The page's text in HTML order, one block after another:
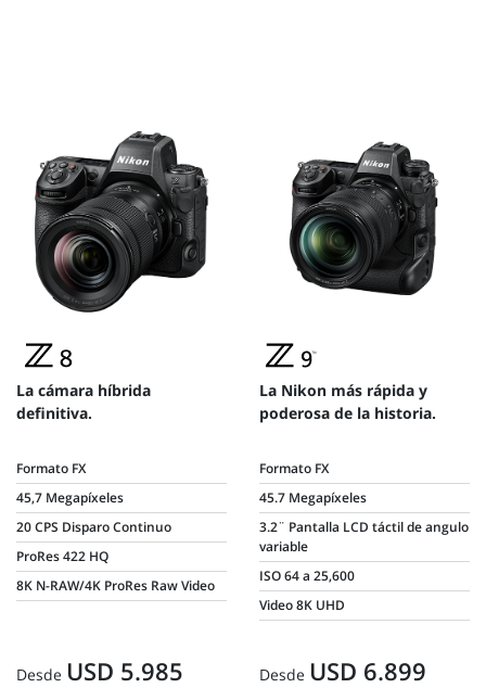
La cámara híbrida
definitiva.
Formato FX
45,7 Megapíxeles
20 CPS Disparo Continuo
ProRes 422 HQ
8K N-RAW/4K ProRes Raw Video
Desde USD 5.985
La Nikon más rápida y
poderosa de la historia.
Formato FX
45.7 Megapíxeles
3.2¨ Pantalla LCD táctil de angulo
variable
ISO 64 a 25,600
Video 8K UHD
Desde USD 6.899